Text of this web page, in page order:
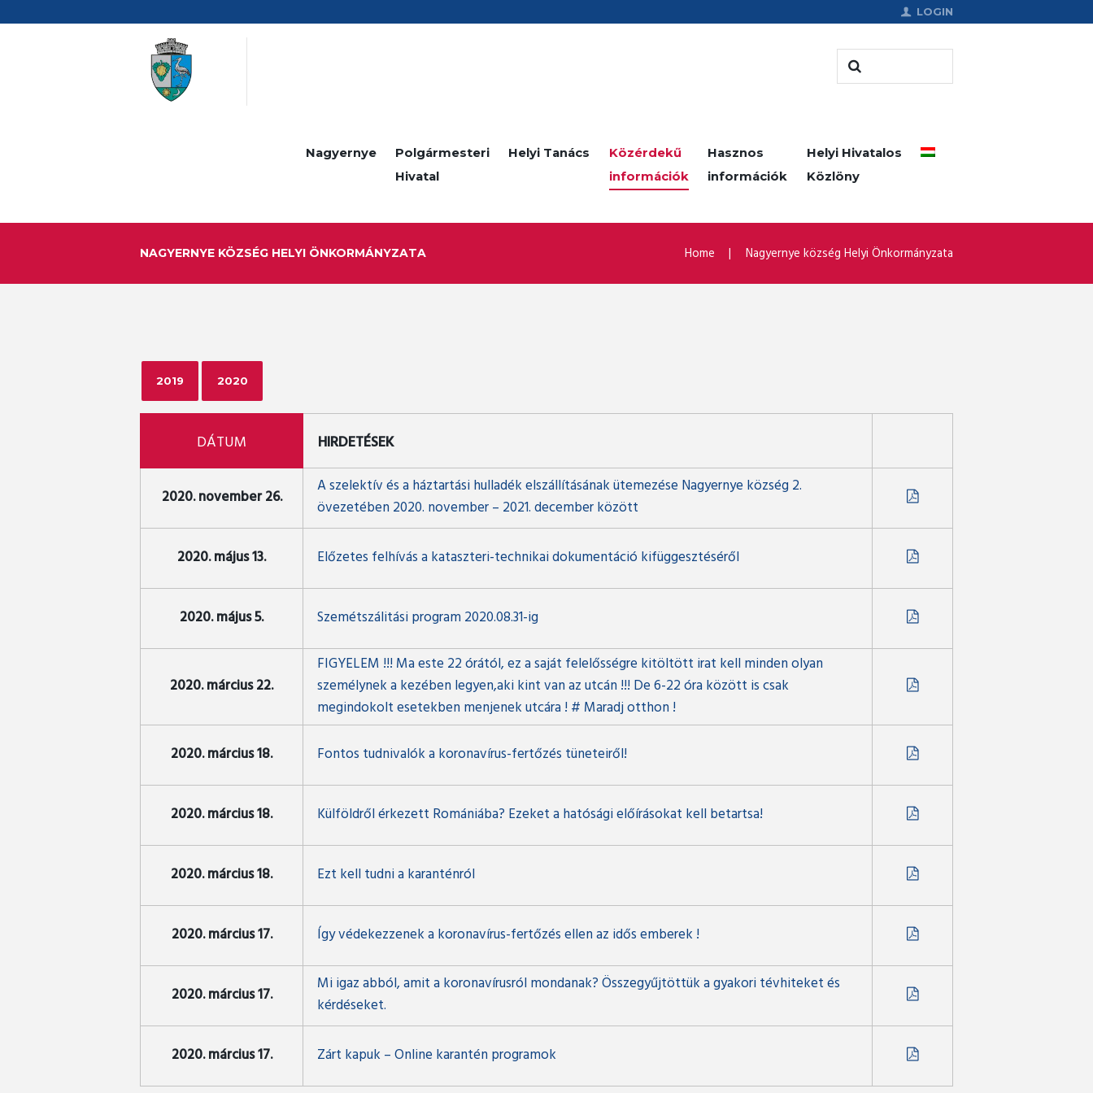
LOGIN
Nagyernye
Polgármesteri
Hivatal
Helyi Tanács
Közérdekű
információk
Hasznos
információk
Helyi Hivatalos
Közlöny
NAGYERNYE KÖZSÉG HELYI ÖNKORMÁNYZATA Home Nagyernye község Helyi Önkormányzata
2019 2020
DÁTUM HIRDETÉSEK
2020. november 26.
A szelektív és a háztartási hulladék elszállításának ütemezése Nagyernye község 2.
övezetében 2020. november – 2021. december között
2020. május 13. Előzetes felhívás a kataszteri-technikai dokumentáció kifüggesztéséről
2020. május 5. Szemétszálitási program 2020.08.31-ig
2020. március 22.
FIGYELEM !!! Ma este 22 órától, ez a saját felelősségre kitöltött irat kell minden olyan
személynek a kezében legyen,aki kint van az utcán !!! De 6-22 óra között is csak
megindokolt esetekben menjenek utcára ! # Maradj otthon !
2020. március 18. Fontos tudnivalók a koronavírus-fertőzés tüneteiről!
2020. március 18. Külföldről érkezett Romániába? Ezeket a hatósági előírásokat kell betartsa!
2020. március 18. Ezt kell tudni a karanténról
2020. március 17. Így védekezzenek a koronavírus-fertőzés ellen az idős emberek !
2020. március 17.
Mi igaz abból, amit a koronavírusról mondanak? Összegyűjtöttük a gyakori tévhiteket és
kérdéseket.
2020. március 17. Zárt kapuk – Online karantén programok